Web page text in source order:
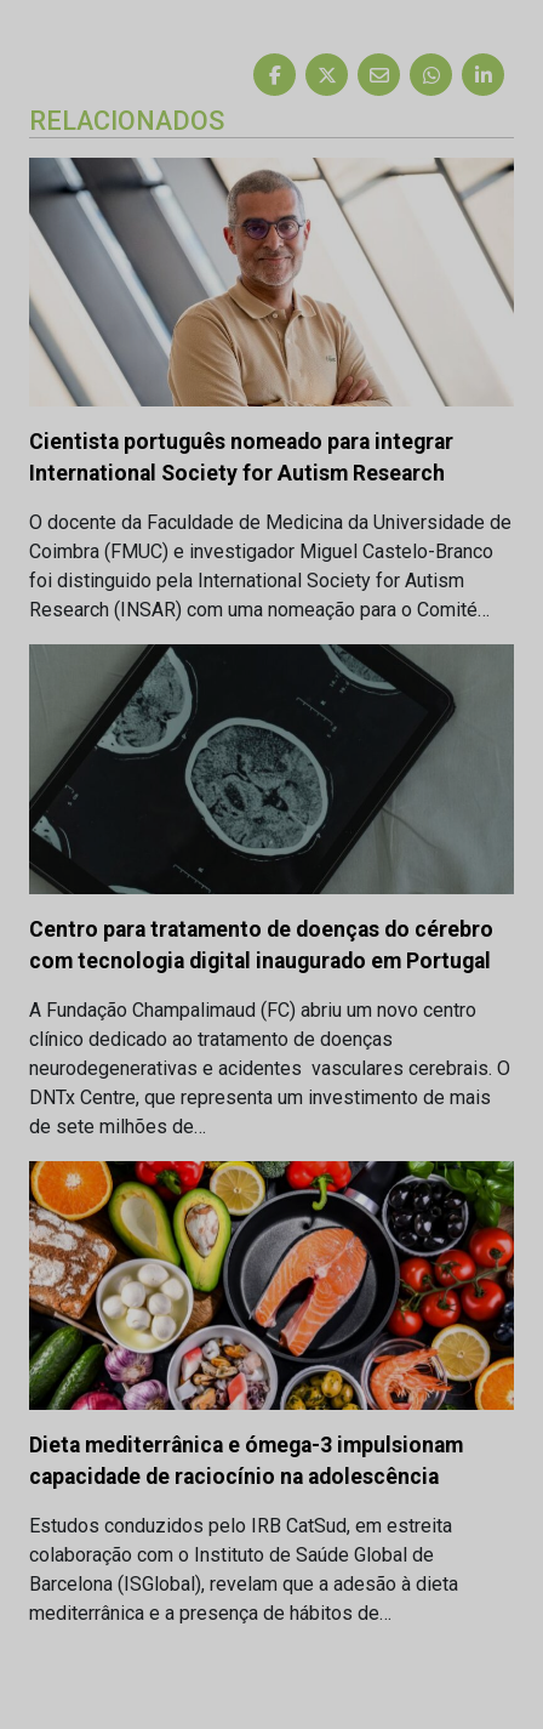
RELACIONADOS
Cientista português nomeado para integrar
International Society for Autism Research
O docente da Faculdade de Medicina da Universidade de
Coimbra (FMUC) e investigador Miguel Castelo-Branco
foi distinguido pela International Society for Autism
Research (INSAR) com uma nomeação para o Comité…
Centro para tratamento de doenças do cérebro
com tecnologia digital inaugurado em Portugal
A Fundação Champalimaud (FC) abriu um novo centro
clínico dedicado ao tratamento de doenças
neurodegenerativas e acidentes vasculares cerebrais. O
DNTx Centre, que representa um investimento de mais
de sete milhões de…
Dieta mediterrânica e ómega-3 impulsionam
capacidade de raciocínio na adolescência
Estudos conduzidos pelo IRB CatSud, em estreita
colaboração com o Instituto de Saúde Global de
Barcelona (ISGlobal), revelam que a adesão à dieta
mediterrânica e a presença de hábitos de…